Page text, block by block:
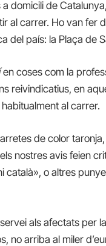
domicili de
al carrer. Ho van fer
del país: la Plaça de
en coses com la
reivindicatius, en
al carrer.
de color taronja,
nostres avis feien
català», o altres
als afectats per la
no arriba al miler